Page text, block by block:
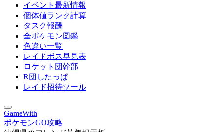
イベント最新情報
個体値ランク計算
タスク報酬
全ポケモン図鑑
色違い一覧
レイドボス早見表
ロケット団幹部
R団したっぱ
レイド招待ツール
GameWith
ポケモンGO攻略